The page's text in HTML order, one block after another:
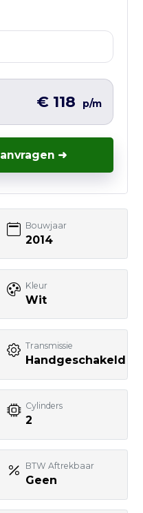
formulier in en
contact met
€ 118 p/m
➜
Bouwjaar
2014
Kleur
Wit
Transmissie
Handgeschakeld
Cylinders
2
BTW Aftrekbaar
Geen